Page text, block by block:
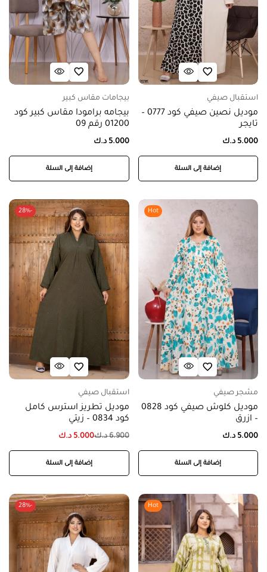
استقبال صيفي
موديل نصين صيفي كود 0777 –
تايجر
5.000 د.ك
إضافة إلى السلة
بيجامات مقاس كبير
بيجامه برامودا مقاس كبير كود
01200 رقم 09
5.000 د.ك
إضافة إلى السلة
Hot
مشجر صيفي
موديل كلوش صيفي كود 0828
– ازرق
5.000 د.ك
إضافة إلى السلة
-28%
استقبال صيفي
موديل تطريز استرس كامل
كود 0834 – زيتي
6.900 د.ك5.000 د.ك
إضافة إلى السلة
Hot
-28%